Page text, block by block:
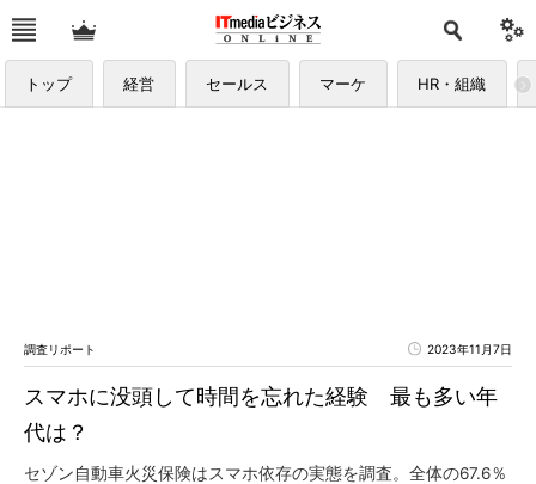
トップ 経営 セールス マーケ HR・組織
調査リポート 2023年11月7日
スマホに没頭して時間を忘れた経験 最も多い年
代は？
セゾン自動車火災保険はスマホ依存の実態を調査。全体の67.6％